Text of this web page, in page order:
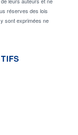
réserves des lois
sont exprimées ne